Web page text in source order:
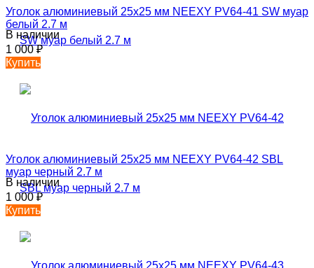
Уголок алюминиевый 25х25 мм NEEXY PV64-41 SW муар
белый 2.7 м
В наличии
1 000₽
Купить
Уголок алюминиевый 25х25 мм NEEXY PV64-42 SBL
муар черный 2.7 м
В наличии
1 000₽
Купить